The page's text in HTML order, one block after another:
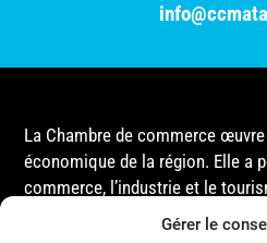
Gérer le
La Chambre de commerce
économique de la région. Elle a
commerce, l’industrie et le
intérêts de ses membres et de